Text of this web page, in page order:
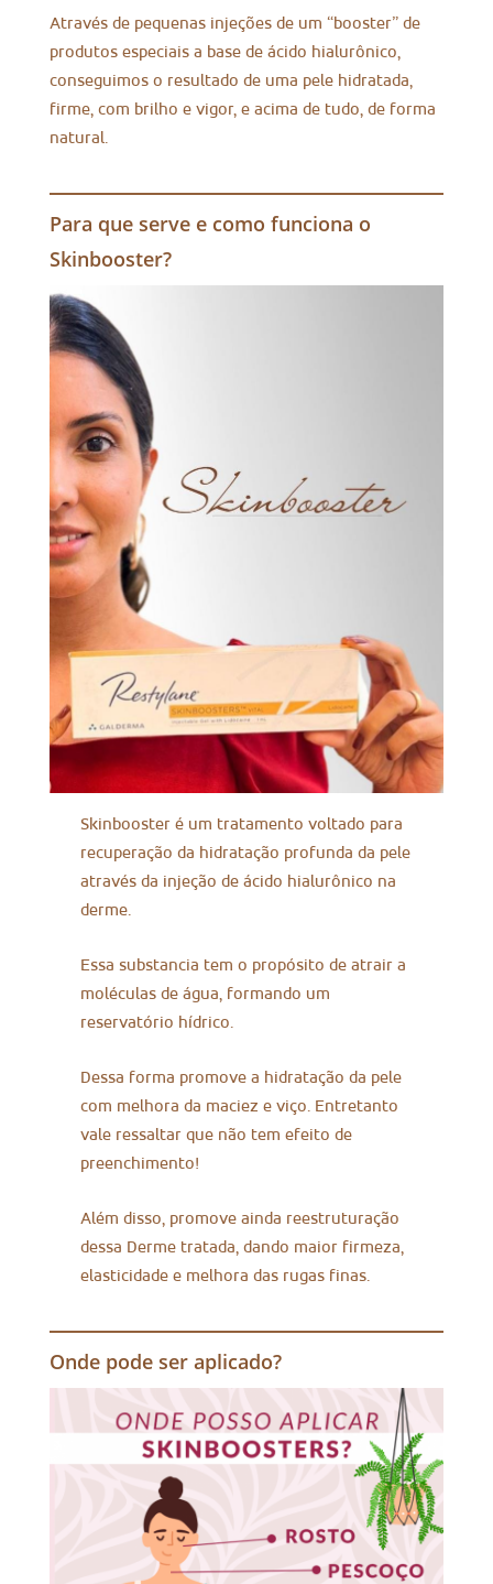
Através de pequenas injeções de um “booster” de
produtos especiais a base de ácido hialurônico,
conseguimos o resultado de uma pele hidratada,
firme, com brilho e vigor, e acima de tudo, de forma
natural.
Para que serve e como funciona o
Skinbooster?
Skinbooster é um tratamento voltado para
recuperação da hidratação profunda da pele
através da injeção de ácido hialurônico na
derme.
Essa substancia tem o propósito de atrair a
moléculas de água, formando um
reservatório hídrico.
Dessa forma promove a hidratação da pele
com melhora da maciez e viço. Entretanto
vale ressaltar que não tem efeito de
preenchimento!
Além disso, promove ainda reestruturação
dessa Derme tratada, dando maior firmeza,
elasticidade e melhora das rugas finas.
Onde pode ser aplicado?